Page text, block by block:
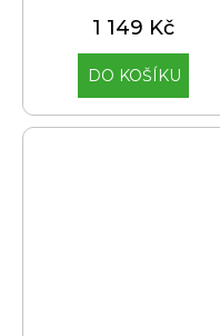
1 149 Kč
DO KOŠÍKU